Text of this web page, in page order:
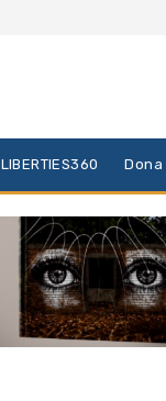
LIBERTIES360 Dona